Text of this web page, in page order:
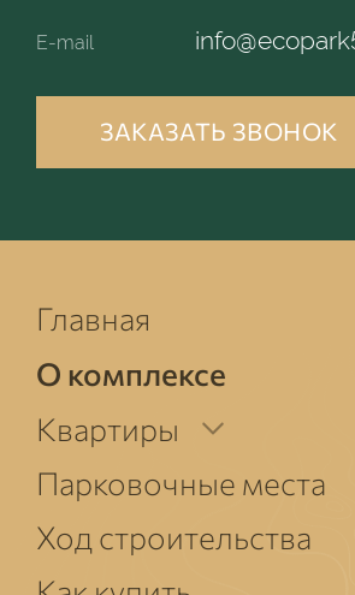
E-mail
ЗАКАЗАТЬ ЗВОНОК
Главная
О комплексе
Квартиры
Парковочные места
Ход строительства